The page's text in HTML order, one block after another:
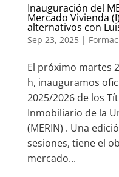
Inauguración del
Mercado Vivienda
alternativos con
Sep 23, 2025|
El próximo martes
h, inauguramos
2025/2026 de los
Inmobiliario de la
(MERIN) . Una
sesiones, tiene el
mercado...